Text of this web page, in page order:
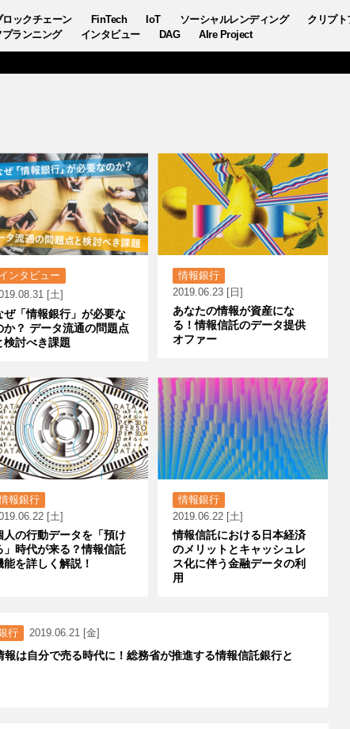
ロックチェーン FinTech IoT ソーシャルレンディング
クリプト
プランニング インタビュー DAG AIre Project
インタビュー
[土]
ぜ「情報銀行」が必要な
か？ データ流通の問題点
検討べき課題
情報銀行
2019.06.23 [日]
あなたの情報が資産にな
る！情報信託のデータ提供
オファー
報銀行
[土]
人の行動データを「預け
」時代が来る？情報信託
能を詳しく解説！
情報銀行
2019.06.22 [土]
情報信託における日本経済
のメリットとキャッシュレ
ス化に伴う金融データの利
用
行 2019.06.21 [金]
報は自分で売る時代に！総務省が推進する情報信託銀行と